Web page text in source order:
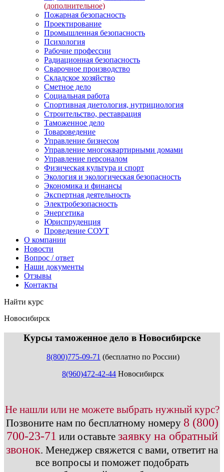
(дополнительное)
Пожарная безопасность
Проектирование
Промышленная безопасность
Психология
Рабочие профессии
Радиационная безопасность
Сварочное производство
Складское хозяйство
Сметное дело
Социальная работа
Спортивная диетология, нутрициология
Строительство, реставрация
Таможенное дело
Товароведение
Управление бизнесом
Управление многоквартирными домами
Управление персоналом
Физическая культура и спорт
Экология и экологическая безопасность
Экономика и финансы
Экспертная деятельность
Электробезопасность
Энергетика
Юриспруденция
Проведение СОУТ
О компании
Новости
Вопрос / ответ
Наши документы
Отзывы
Контакты
Найти курс
Новосибирск
Курсы таможенное дело в Новосибирске
8(800)775-09-71 (бесплатно по России)
8(960)472-42-44 Новосибирск
Не нашли или не можете выбрать нужный курс?
Позвоните нам по бесплатному номеру 8 (800)
700-23-71 или оставьте заявку на обратный
звонок. Менеджер свяжется с вами, ответит на
все вопросы и поможет подобрать